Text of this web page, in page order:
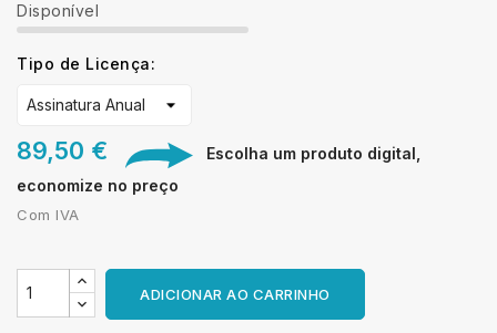
Disponível
Tipo de Licença:
89,50 €
Escolha um produto digital,
economize no preço
Com IVA
ADICIONAR AO CARRINHO